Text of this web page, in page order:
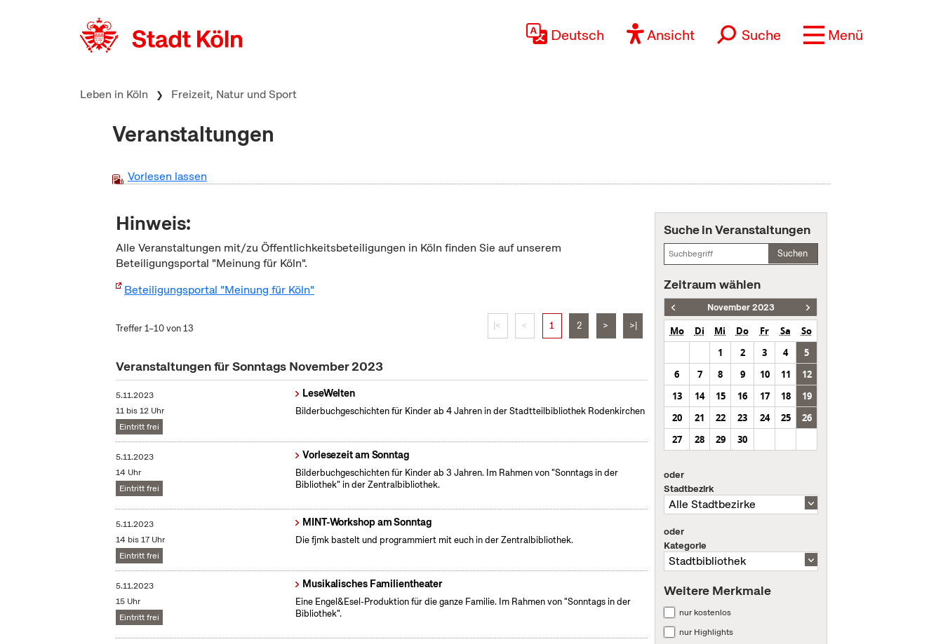
Deutsch Ansicht Suche Menü
Leben in Köln Freizeit, Natur und Sport
Veranstaltungen
Vorlesen lassen
Hinweis:
Alle Veranstaltungen mit/zu Öffentlichkeitsbeteiligungen in Köln finden Sie auf unserem
Beteiligungsportal "Meinung für Köln".
Beteiligungsportal "Meinung für Köln"
Treffer 1–10 von 13 |< < 1 2 > >|
Veranstaltungen für Sonntags November 2023
5.11.2023
11 bis 12 Uhr
Eintritt frei
LeseWelten
Bilderbuchgeschichten für Kinder ab 4 Jahren in der Stadtteilbibliothek Rodenkirchen
5.11.2023
14 Uhr
Eintritt frei
Vorlesezeit am Sonntag
Bilderbuchgeschichten für Kinder ab 3 Jahren. Im Rahmen von "Sonntags in der
Bibliothek" in der Zentralbibliothek.
5.11.2023
14 bis 17 Uhr
Eintritt frei
MINT-Workshop am Sonntag
Die fjmk bastelt und programmiert mit euch in der Zentralbibliothek.
5.11.2023
15 Uhr
Eintritt frei
Musikalisches Familientheater
Eine Engel&Esel-Produktion für die ganze Familie. Im Rahmen von "Sonntags in der
Bibliothek".
Suche in Veranstaltungen
Suchen
Zeitraum wählen
November 2023
Mo Di Mi Do Fr Sa
So
1
2 3 4
5
6
7 8 9 10 11
12
13
14 15 16 17 18
19
20
21 22 23 24 25
26
27
28 29 30
oder
Stadtbezirk
oder
Kategorie
Weitere Merkmale
nur kostenlos
nur Highlights